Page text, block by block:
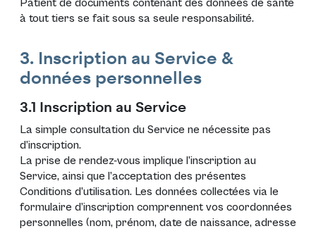
Patient de documents contenant des données de santé
à tout tiers se fait sous sa seule responsabilité.
3. Inscription au Service &
données personnelles
3.1 Inscription au Service
La simple consultation du Service ne nécessite pas
d’inscription.
La prise de rendez-vous implique l’inscription au
Service, ainsi que l’acceptation des présentes
Conditions d’utilisation. Les données collectées via le
formulaire d’inscription comprennent vos coordonnées
personnelles (nom, prénom, date de naissance, adresse